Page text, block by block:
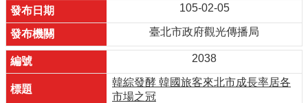
105-02-05
臺北市政府觀光傳播局
2038
韓綜發酵 韓國旅客來北市成長率居各
市場之冠